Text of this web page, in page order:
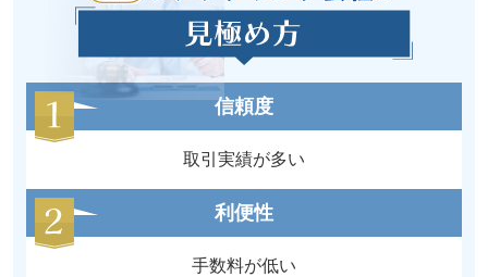
信頼度
取引実績が多い
利便性
手数料が低い